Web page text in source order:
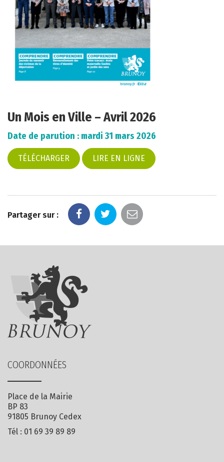
Un Mois en Ville – Avril 2026
Date de parution : mardi 31 mars 2026
TÉLÉCHARGER LIRE EN LIGNE
Partager sur :
COORDONNÉES
Place de la Mairie
BP 83
91805 Brunoy Cedex
Tél : 01 69 39 89 89